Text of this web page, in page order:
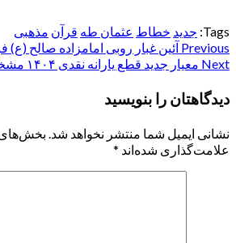
Tags: جدید خطاط عثمان طه قرآن مذهبی
Post
navigation
Previous آئین غبار روبی امامزاده صالح (ع)
Next معیار جدید قطع یارانه نقدی ۱۴۰۴ مشخص شد
دیدگاهتان را بنویسید
نشانی ایمیل شما منتشر نخواهد شد. بخش‌های
علامت‌گذاری شده‌اند *